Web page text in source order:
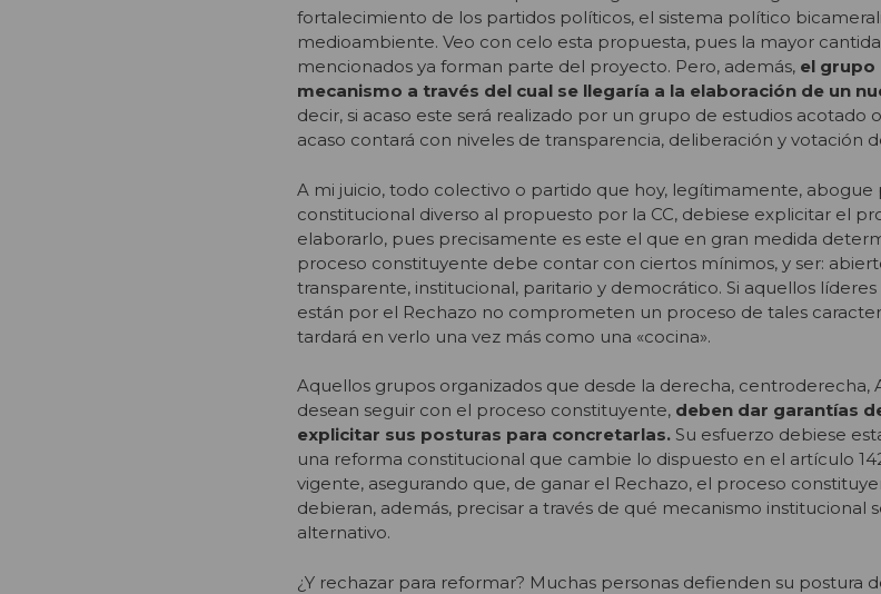
fortalecimiento de los partidos políticos, el sistema político
medioambiente. Veo con celo esta propuesta, pues la mayor
mencionados ya forman parte del proyecto. Pero, además, el grupo
mecanismo a través del cual se llegaría a la elaboración de un
decir, si acaso este será realizado por un grupo de estudios acotado
acaso contará con niveles de transparencia, deliberación y votación
A mi juicio, todo colectivo o partido que hoy, legítimamente, abogue
constitucional diverso al propuesto por la CC, debiese explicitar el
elaborarlo, pues precisamente es este el que en gran medida
proceso constituyente debe contar con ciertos mínimos, y ser:
transparente, institucional, paritario y democrático. Si aquellos
están por el Rechazo no comprometen un proceso de tales
tardará en verlo una vez más como una «cocina».
Aquellos grupos organizados que desde la derecha, centroderecha,
desean seguir con el proceso constituyente, deben dar garantías
explicitar sus posturas para concretarlas. Su esfuerzo debiese
una reforma constitucional que cambie lo dispuesto en el artículo
vigente, asegurando que, de ganar el Rechazo, el proceso
debieran, además, precisar a través de qué mecanismo institucional
alternativo.
¿Y rechazar para reformar? Muchas personas defienden su postura